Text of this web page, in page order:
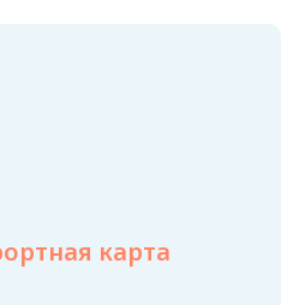
карта